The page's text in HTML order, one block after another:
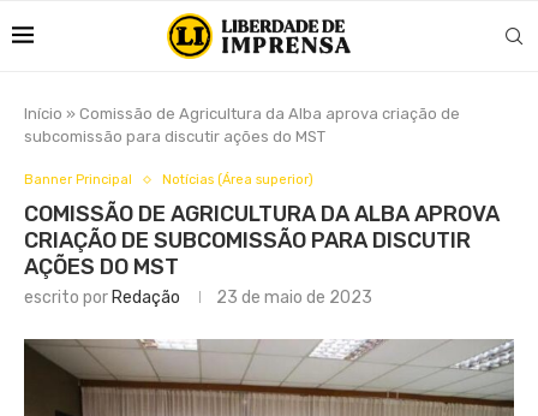
Início » Comissão de Agricultura da Alba aprova criação de
subcomissão para discutir ações do MST
Banner Principal Notícias (Área superior)
COMISSÃO DE AGRICULTURA DA ALBA APROVA
CRIAÇÃO DE SUBCOMISSÃO PARA DISCUTIR
AÇÕES DO MST
escrito por Redação 23 de maio de 2023